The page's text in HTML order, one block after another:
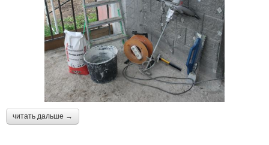
читать дальше →